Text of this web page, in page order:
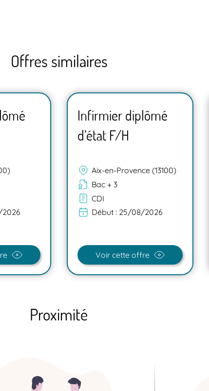
Offres similaires
Infirmier diplômé
d’état F/H
Aix-en-Provence (13100)
Bac + 3
CDI
Début : 25/08/2026
Voir cette offre
Proximité